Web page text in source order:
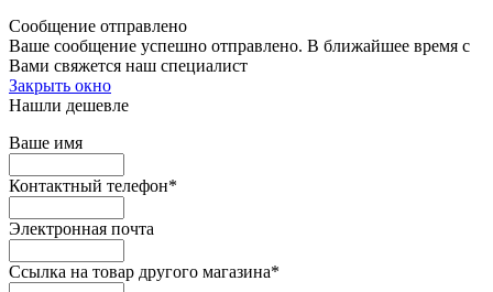
Сообщение отправлено
Ваше сообщение успешно отправлено. В ближайшее время с
Вами свяжется наш специалист
Закрыть окно
Нашли дешевле
Ваше имя
Контактный телефон*
Электронная почта
Ссылка на товар другого магазина*